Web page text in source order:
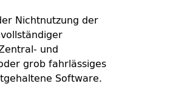
Nichtnutzung der
und
grob fahrlässiges
Software.